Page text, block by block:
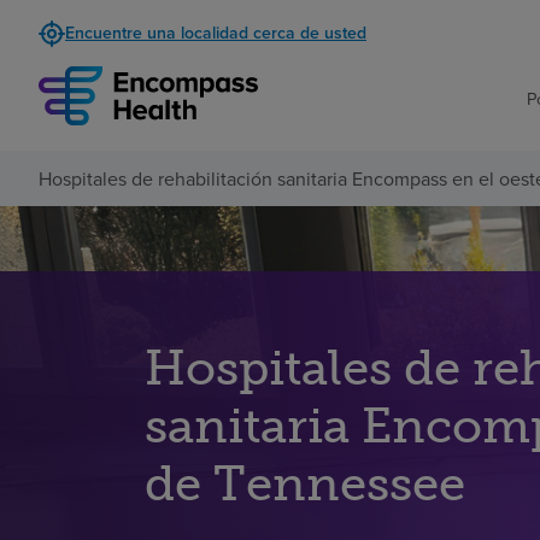
Encuentre una localidad cerca de usted
Hospitales de rehabilitación sanitaria Encompass en el
Hospitales de
sanitaria
de Tennessee